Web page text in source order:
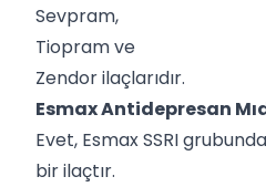
Sevpram,
Tiopram ve
Zendor ilaçlarıdır.
Esmax Antidepresan
Evet, Esmax SSRI
bir ilaçtır.